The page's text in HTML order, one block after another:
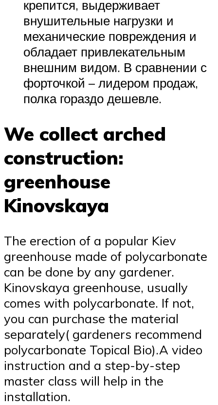
крепится, выдерживает
внушительные нагрузки и
механические повреждения и
обладает привлекательным
внешним видом. В сравнении с
форточкой – лидером продаж,
полка гораздо дешевле.
We collect arched
construction:
greenhouse
Kinovskaya
The erection of a popular Kiev
greenhouse made of polycarbonate
can be done by any gardener.
Kinovskaya greenhouse, usually
comes with polycarbonate. If not,
you can purchase the material
separately( gardeners recommend
polycarbonate Topical Bio).A video
instruction and a step-by-step
master class will help in the
installation.